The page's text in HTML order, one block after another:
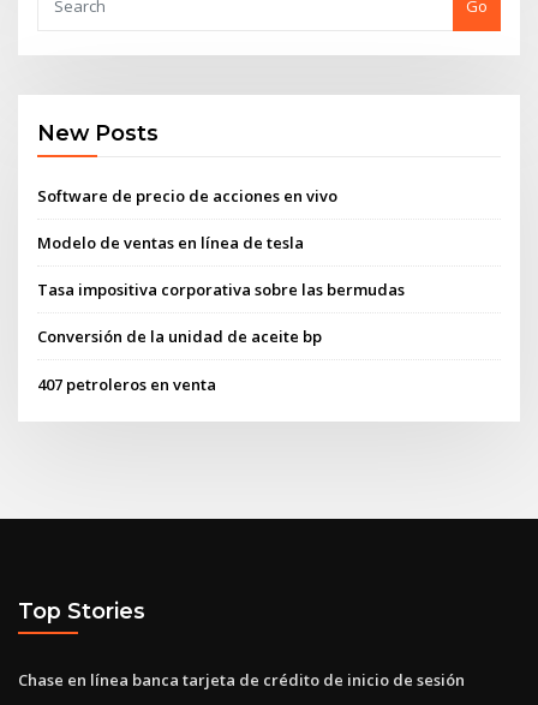
Go
New Posts
Software de precio de acciones en vivo
Modelo de ventas en línea de tesla
Tasa impositiva corporativa sobre las bermudas
Conversión de la unidad de aceite bp
407 petroleros en venta
Top Stories
Chase en línea banca tarjeta de crédito de inicio de sesión